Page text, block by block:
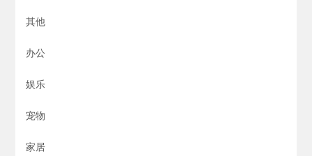
其他
办公
娱乐
宠物
家居